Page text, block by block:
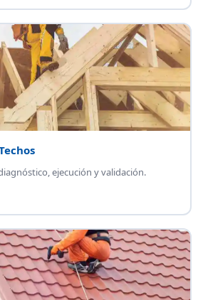
ejecución y validación.